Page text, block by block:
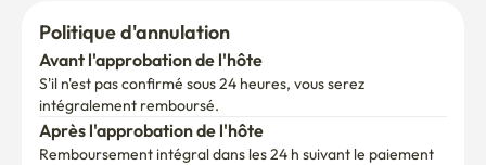
Politique d'annulation
Avant l'approbation de l'hôte
S'il n'est pas confirmé sous 24 heures, vous serez
intégralement remboursé.
Après l'approbation de l'hôte
Remboursement intégral dans les 24 h suivant le paiement